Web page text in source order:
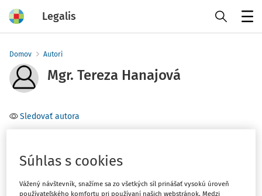
Legalis
Domov Autori
Mgr. Tereza Hanajová
Sledovať autora
Súhlas s cookies
Vážený návštevník, snažíme sa zo všetkých síl prinášať vysokú úroveň
používateľského komfortu pri používaní našich webstránok. Medzi